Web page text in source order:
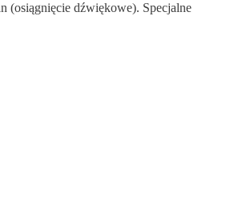
(osiągnięcie dźwiękowe). Specjalne